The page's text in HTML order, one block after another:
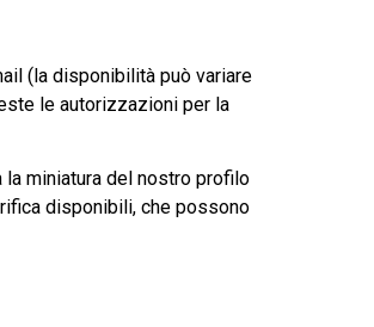
(la disponibilità può variare
le autorizzazioni per la
miniatura del nostro profilo
disponibili, che possono